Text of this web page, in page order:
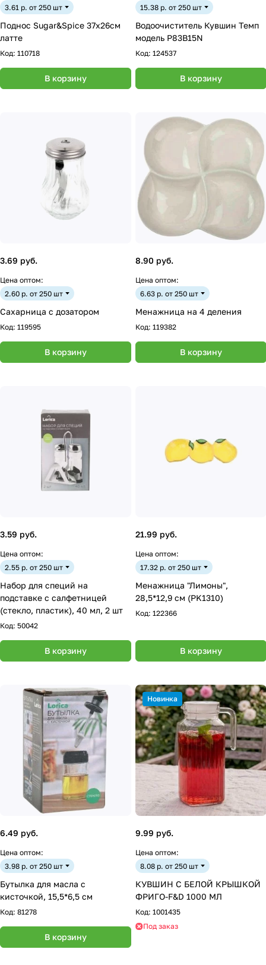
3.61 р. от 250 шт
Поднос Sugar&Spice 37х26см
латте
Код: 110718
В корзину
15.38 р. от 250 шт
Водоочиститель Кувшин Темп
модель Р83В15N
Код: 124537
В корзину
3.69 руб.
Цена оптом:
2.60 р. от 250 шт
Сахарница с дозатором
Код: 119595
В корзину
8.90 руб.
Цена оптом:
6.63 р. от 250 шт
Менажница на 4 деления
Код: 119382
В корзину
3.59 руб.
Цена оптом:
2.55 р. от 250 шт
Набор для специй на
подставке с салфетницей
(стекло, пластик), 40 мл, 2 шт
Код: 50042
В корзину
21.99 руб.
Цена оптом:
17.32 р. от 250 шт
Менажница "Лимоны",
28,5*12,9 см (PK1310)
Код: 122366
В корзину
6.49 руб.
Цена оптом:
3.98 р. от 250 шт
Бутылка для масла с
кисточкой, 15,5*6,5 см
Код: 81278
В корзину
Новинка
9.99 руб.
Цена оптом:
8.08 р. от 250 шт
КУВШИН С БЕЛОЙ КРЫШКОЙ
ФРИГО-F&D 1000 МЛ
Код: 1001435
Под заказ